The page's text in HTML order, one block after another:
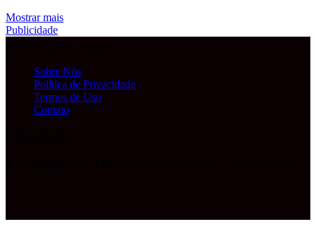
Mostrar mais
Publicidade
Sobre Nós
Política de Privacidade
Termos de Uso
Contato